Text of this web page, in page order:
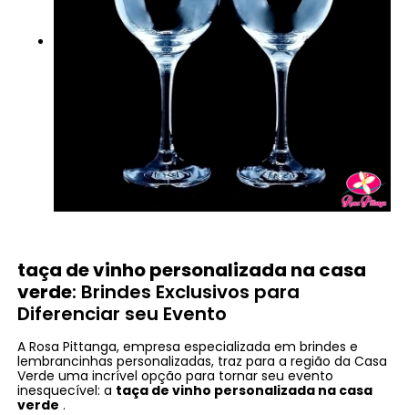
taça de vinho personalizada na casa
verde: Brindes Exclusivos para
Diferenciar seu Evento
A Rosa Pittanga, empresa especializada em brindes e
lembrancinhas personalizadas, traz para a região da Casa
Verde uma incrível opção para tornar seu evento
inesquecível: a taça de vinho personalizada na casa
verde .